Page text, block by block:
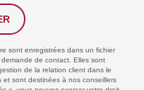
sont enregistrées dans un fichier
de contact. Elles sont
de la relation client dans le
et sont destinées à nos conseillers